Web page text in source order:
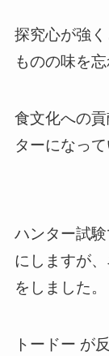
探究心が強
ものの味を忘
食文化への
ターになって
ハンター試
にしますが
をしました。
トードー が